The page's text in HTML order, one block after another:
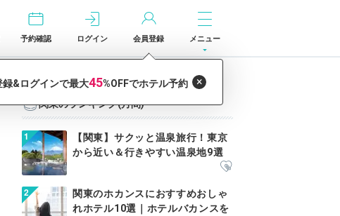
予約確認 ログイン 会員登録 メニュー
関東のランキング(月間)
【関東】サクッと温泉旅行！東京
から近い＆行きやすい温泉地9選
関東のホカンスにおすすめおしゃ
れホテル10選｜ホテルバカンスを